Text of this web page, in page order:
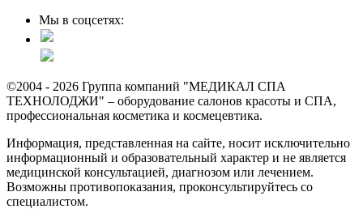
Мы в соцсетях:
©2004 - 2026 Группа компаний "МЕДИКАЛ СПА
ТЕХНОЛОДЖИ" – оборудование салонов красоты и СПА,
профессиональная косметика и космецевтика.
Информация, представленная на сайте, носит исключительно
информационный и образовательный характер и не является
медицинской консультацией, диагнозом или лечением.
Возможны противопоказания, проконсультируйтесь со
специалистом.